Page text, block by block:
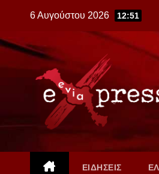
content
6 Αυγούστου 2026 12:51
ΕΙΔΗΣΕΙΣ